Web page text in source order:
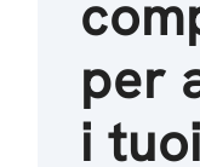
per
i